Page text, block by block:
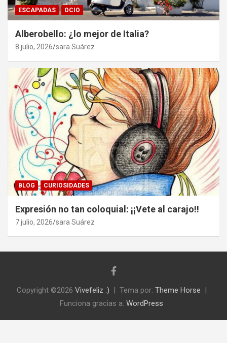
ESCAPADAS OCIO
Alberobello: ¿lo mejor de Italia?
8 julio, 2026 sara Suárez
BLOG CURIOSIDADES
Expresión no tan coloquial: ¡¡Vete al carajo!!
7 julio, 2026 sara Suárez
Copyright ©2026 Vivefeliz :) Tema por: Theme Horse
Funciona gracias a: WordPress